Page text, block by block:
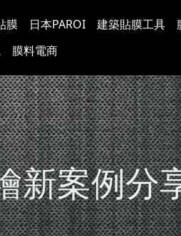
膜 日本PAROI 建築貼膜工具
膜料電商
新案例分